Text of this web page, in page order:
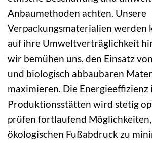
Anbaumethoden achten. Unsere
Verpackungsmaterialien werden
auf ihre Umweltverträglichkeit
wir bemühen uns, den Einsatz
und biologisch abbaubaren
maximieren. Die Energieeffizienz
Produktionsstätten wird stetig
prüfen fortlaufend
ökologischen Fußabdruck zu